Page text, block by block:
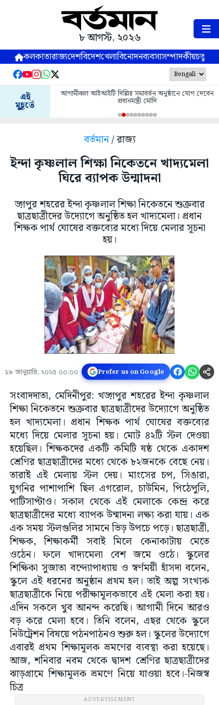
৮ আগস্ট, ২০২৬
কলকাতারাজ্যদেশবিদেশখেলাবিনোদনব্যবসাসম্পাদকীয়
এই
মুহূর্তে
আগামীকাল আইআইটি দিল্লির সমাবর্তন অনুষ্ঠানে যোগ দেবেন
প্রধানমন্ত্রী মোদি
বর্তমান/ রাজ্য
ইন্দা কৃষ্ণলাল শিক্ষা নিকেতনে খাদ্যমেলা
ঘিরে ব্যাপক উন্মাদনা
ড়্গপুর শহরের ইন্দা কৃষ্ণলাল শিক্ষা নিকেতনে শুক্রবার
ছাত্রছাত্রীদের উদ্যোগে অনুষ্ঠিত হল খাদ্যমেলা। প্রধান
শিক্ষক পার্থ ঘোষের বক্তব্যের মধ্যে দিয়ে মেলার সূচনা
হয়।
১৮ জানুয়ারি, ২০২৫ ০০:০০ Prefer us on Google
সংবাদদাতা, মেদিনীপুর: খড়্গপুর শহরের ইন্দা কৃষ্ণলাল
শিক্ষা নিকেতনে শুক্রবার ছাত্রছাত্রীদের উদ্যোগে অনুষ্ঠিত
হল খাদ্যমেলা। প্রধান শিক্ষক পার্থ ঘোষের বক্তব্যের
মধ্যে দিয়ে মেলার সূচনা হয়। মোট ৪২টি স্টল দেওয়া
হয়েছিল। শিক্ষকদের একটি কমিটি ষষ্ঠ থেকে একাদশ
শ্রেণির ছাত্রছাত্রীদের মধ্যে থেকে ৮২জনকে বেছে নেয়।
তারাই এই মেলায় স্টল দেয়। মাংসের চপ, সিঙারা,
ঘুগনির পাশাপাশি ছিল এগরোল, চাউমিন, পিঠেপুলি,
পাটিসাপ্টাও। সকাল থেকে এই মেলাকে কেন্দ্র করে
ছাত্রছাত্রীদের মধ্যে ব্যাপক উন্মাদনা লক্ষ্য করা যায়। এক
এক সময় স্টলগুলির সামনে ভিড় উপচে পড়ে। ছাত্রছাত্রী,
শিক্ষক, শিক্ষাকর্মী সবাই মিলে কেনাকাটায় মেতে
ওঠেন। ফলে খাদ্যমেলা বেশ জমে ওঠে। স্কুলের
শিক্ষিকা সুজাতা বন্দ্যোপাধ্যায় ও স্বর্ণময়ী হাঁসদা বলেন,
স্কুলে এই ধরনের অনুষ্ঠান প্রথম হল। তাই অল্প সংখ্যক
ছাত্রছাত্রীকে নিয়ে পরীক্ষামূলকভাবে এই মেলা করা হয়।
এদিন সকলে খুব আনন্দ করেছি। আগামী দিনে আরও
বড় করে মেলা হবে। তিনি বলেন, এছর থেকে স্কুলে
নিউট্রেশন বিষয়ে পঠনপাঠনও শুরু হল। স্কুলের উদ্যোগে
এবারই প্রথম শিক্ষামূলক ভ্রমণের ব্যবস্থা করা হয়েছে।
আজ, শনিবার নবম থেকে দ্বাদশ শ্রেণির ছাত্রছাত্রীদের
ঝাড়গ্রামে শিক্ষামূলক ভ্রমণে নিয়ে যাওয়া হবে।-নিজস্ব
চিত্র
ADVERTISEMENT